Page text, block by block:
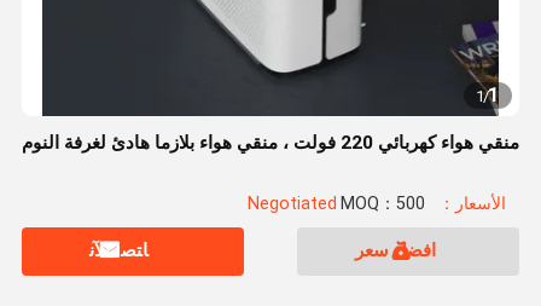
1
/
1
منقي هواء كهربائي 220 فولت ، منقي هواء بلازما هادئ لغرفة النوم
الأسعار：Negotiated MOQ：500
افضل سعر ﺎﺘﺼﻟ ﺍﻶﻧ